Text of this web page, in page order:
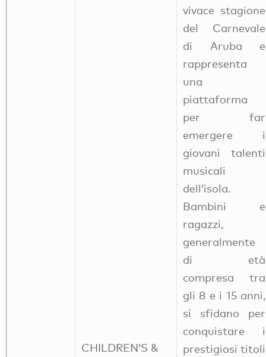
CHILDREN’S &
vivace stagione
del Carnevale
di Aruba e
rappresenta
una
piattaforma
per far
emergere i
giovani talenti
musicali
dell’isola.
Bambini e
ragazzi,
generalmente
di età
compresa tra
gli 8 e i 15 anni,
si sfidano per
conquistare i
prestigiosi titoli